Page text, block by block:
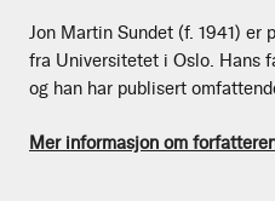
Jon Martin Sundet (f. 1941) er
fra Universitetet i Oslo. Hans
og han har publisert
Mer informasjon om